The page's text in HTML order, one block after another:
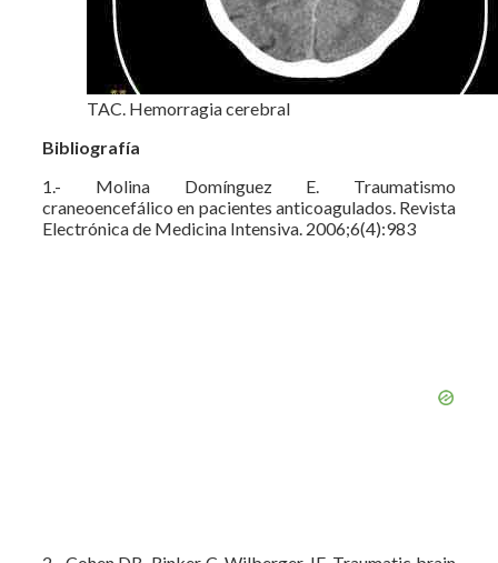
TAC. Hemorragia cerebral
Bibliografía
1.- Molina Domínguez E. Traumatismo
craneoencefálico en pacientes anticoagulados. Revista
Electrónica de Medicina Intensiva. 2006;6(4):983